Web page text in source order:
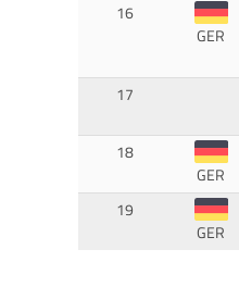
16
GER
17
18
GER
19
GER